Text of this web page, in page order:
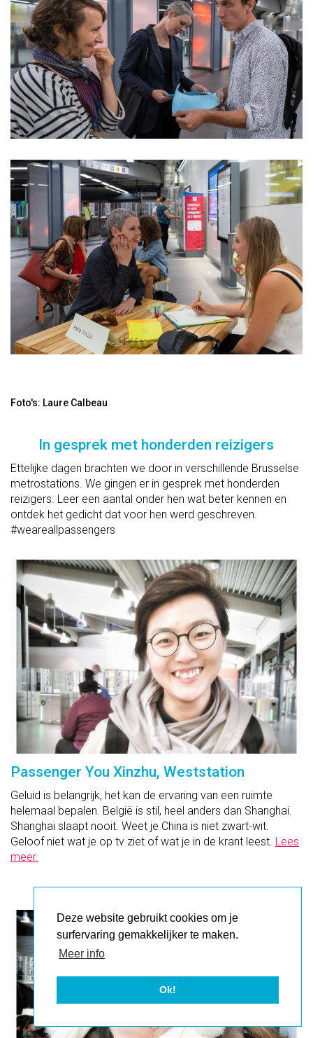
Deze website gebruikt cookies om je
surfervaring gemakkelijker te maken.
Meer info
Ok!
Foto's: Laure Calbeau
In gesprek met honderden reizigers
Ettelijke dagen brachten we door in verschillende Brusselse
metrostations. We gingen er in gesprek met honderden
reizigers. Leer een aantal onder hen wat beter kennen en
ontdek het gedicht dat voor hen werd geschreven.
#weareallpassengers
Passenger You Xinzhu, Weststation
Geluid is belangrijk, het kan de ervaring van een ruimte
helemaal bepalen. België is stil, heel anders dan Shanghai.
Shanghai slaapt nooit. Weet je China is niet zwart-wit.
Geloof niet wat je op tv ziet of wat je in de krant leest. Lees
meer.